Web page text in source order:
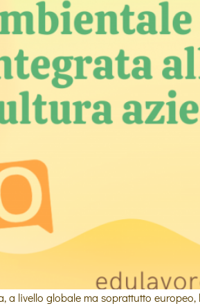
livello globale ma soprattutto